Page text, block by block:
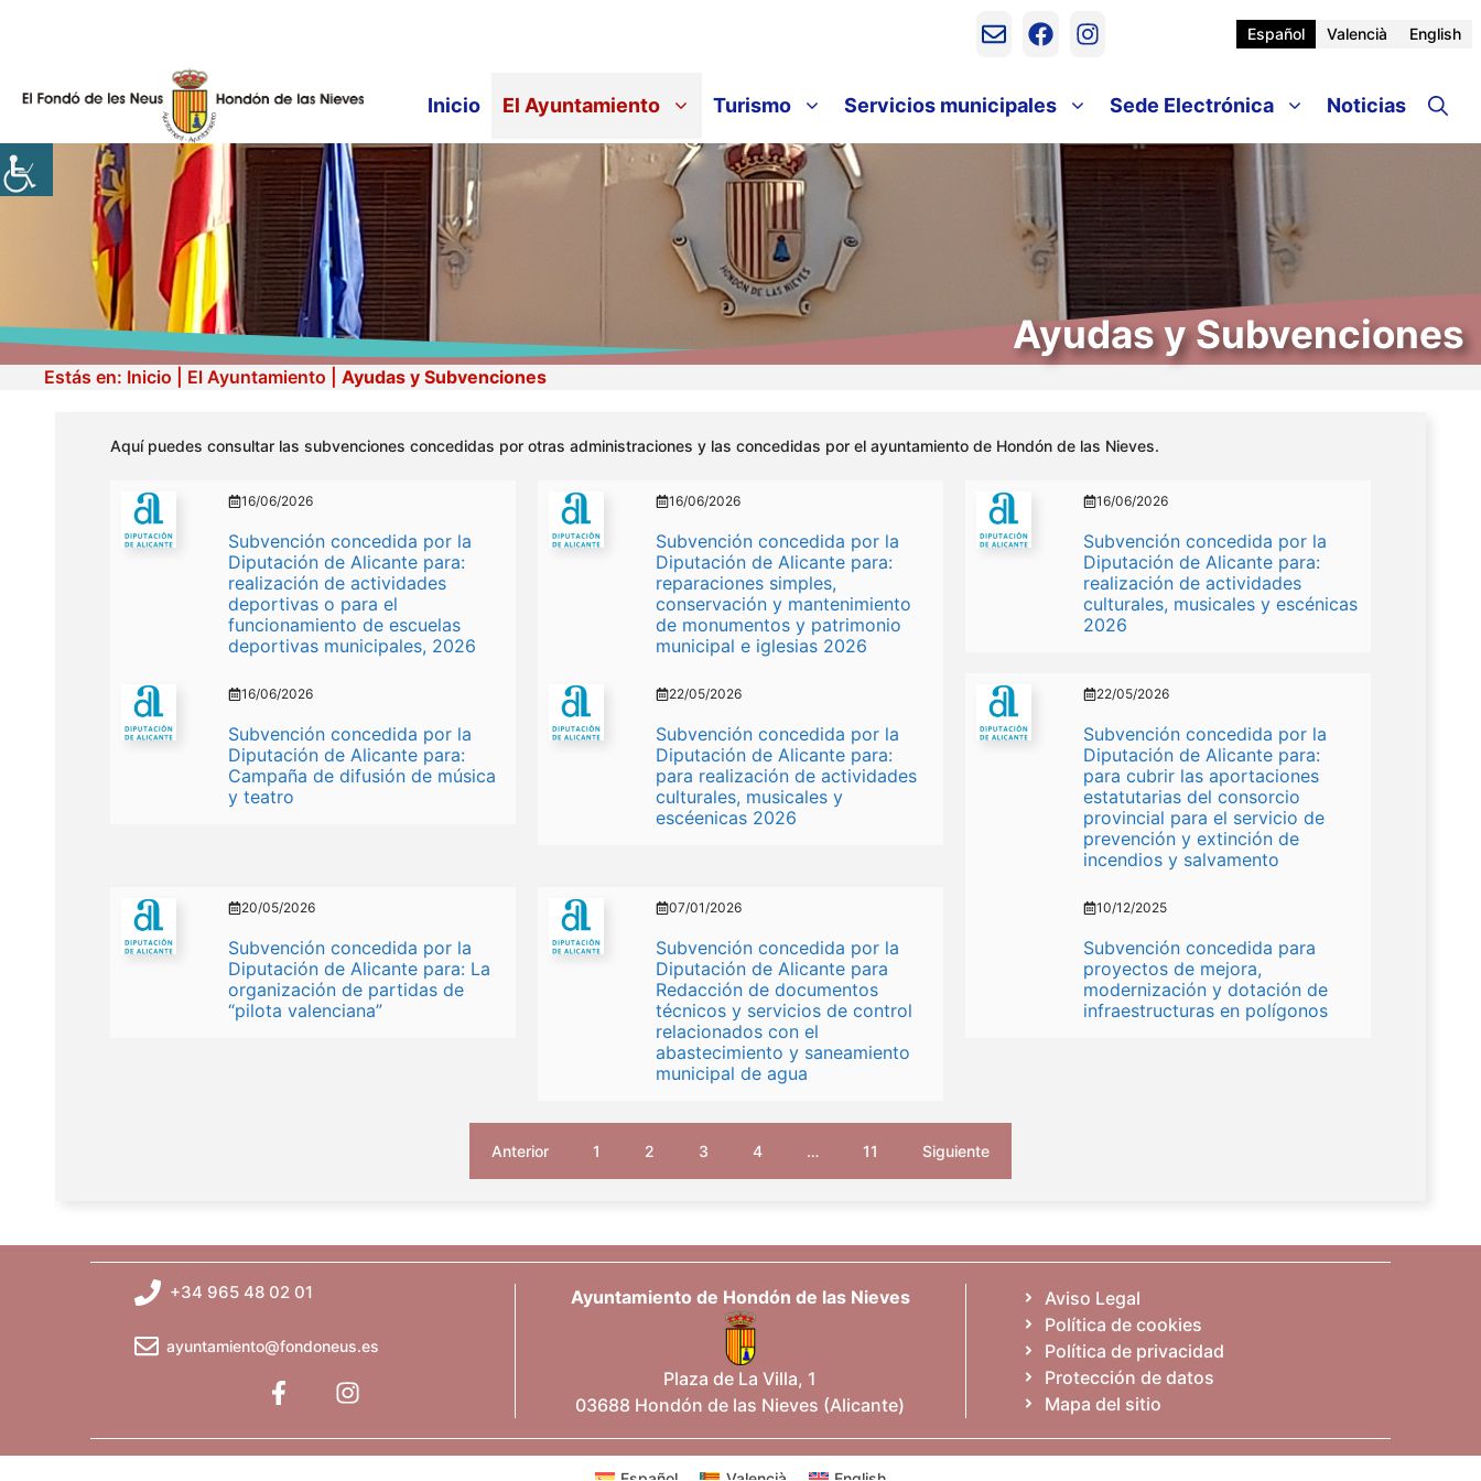
Español Valencià English
Inicio El Ayuntamiento Turismo Servicios municipales Sede Electrónica Noticias
Ayudas y Subvenciones
Estás en: Inicio El Ayuntamiento Ayudas y Subvenciones
Aquí puedes consultar las subvenciones concedidas por otras administraciones y las concedidas por el ayuntamiento de Hondón de las Nieves.
16/06/2026
Subvención concedida por la
Diputación de Alicante para:
realización de actividades
deportivas o para el
funcionamiento de escuelas
deportivas municipales, 2026
16/06/2026
Subvención concedida por la
Diputación de Alicante para:
reparaciones simples,
conservación y mantenimiento
de monumentos y patrimonio
municipal e iglesias 2026
16/06/2026
Subvención concedida por la
Diputación de Alicante para:
realización de actividades
culturales, musicales y escénicas
2026
16/06/2026
Subvención concedida por la
Diputación de Alicante para:
Campaña de difusión de música
y teatro
22/05/2026
Subvención concedida por la
Diputación de Alicante para:
para realización de actividades
culturales, musicales y
escéenicas 2026
22/05/2026
Subvención concedida por la
Diputación de Alicante para:
para cubrir las aportaciones
estatutarias del consorcio
provincial para el servicio de
prevención y extinción de
incendios y salvamento
20/05/2026
Subvención concedida por la
Diputación de Alicante para: La
organización de partidas de
“pilota valenciana”
07/01/2026
Subvención concedida por la
Diputación de Alicante para
Redacción de documentos
técnicos y servicios de control
relacionados con el
abastecimiento y saneamiento
municipal de agua
10/12/2025
Subvención concedida para
proyectos de mejora,
modernización y dotación de
infraestructuras en polígonos
Anterior 1 2 3 4 … 11 Siguiente
+34 965 48 02 01
ayuntamiento@fondoneus.es
Ayuntamiento de Hondón de las Nieves
Plaza de La Villa, 1
03688 Hondón de las Nieves (Alicante)
Aviso Legal
Política de cookies
Política de privacidad
Protección de datos
Mapa del sitio